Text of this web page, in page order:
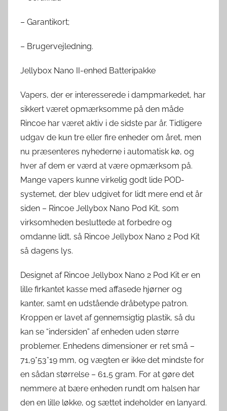
– Garantikort;
– Brugervejledning.
Jellybox Nano II-enhed Batteripakke
Vapers, der er interesserede i dampmarkedet, har
sikkert været opmærksomme på den måde
Rincoe har været aktiv i de sidste par år. Tidligere
udgav de kun tre eller fire enheder om året, men
nu præsenteres nyhederne i automatisk kø, og
hver af dem er værd at være opmærksom på.
Mange vapers kunne virkelig godt lide POD-
systemet, der blev udgivet for lidt mere end et år
siden – Rincoe Jellybox Nano Pod Kit, som
virksomheden besluttede at forbedre og
omdanne lidt, så Rincoe Jellybox Nano 2 Pod Kit
så dagens lys.
Designet af Rincoe Jellybox Nano 2 Pod Kit er en
lille firkantet kasse med affasede hjørner og
kanter, samt en udstående dråbetype patron.
Kroppen er lavet af gennemsigtig plastik, så du
kan se “indersiden” af enheden uden større
problemer. Enhedens dimensioner er ret små –
71,9*53*19 mm, og vægten er ikke det mindste for
en sådan størrelse – 61,5 gram. For at gøre det
nemmere at bære enheden rundt om halsen har
den en lille løkke, og sættet indeholder en lanyard.